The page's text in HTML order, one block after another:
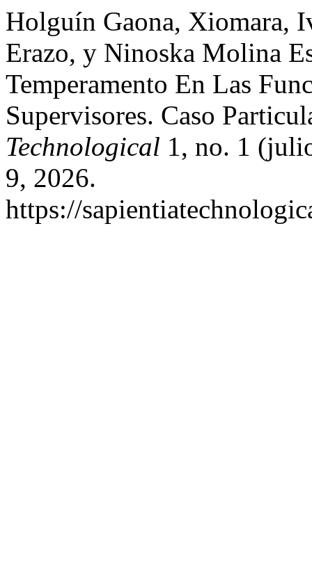
Holguín Gaona, Xiomara,
Erazo, y Ninoska Molina
Temperamento En Las
Supervisores. Caso
Technological 1, no. 1
9, 2026.
https://